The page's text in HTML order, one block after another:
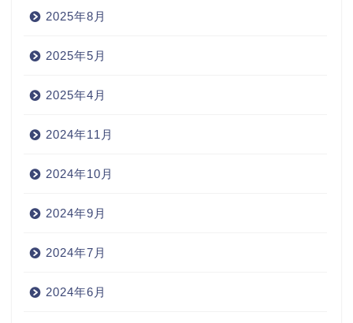
2025年8月
2025年5月
2025年4月
2024年11月
2024年10月
2024年9月
2024年7月
2024年6月